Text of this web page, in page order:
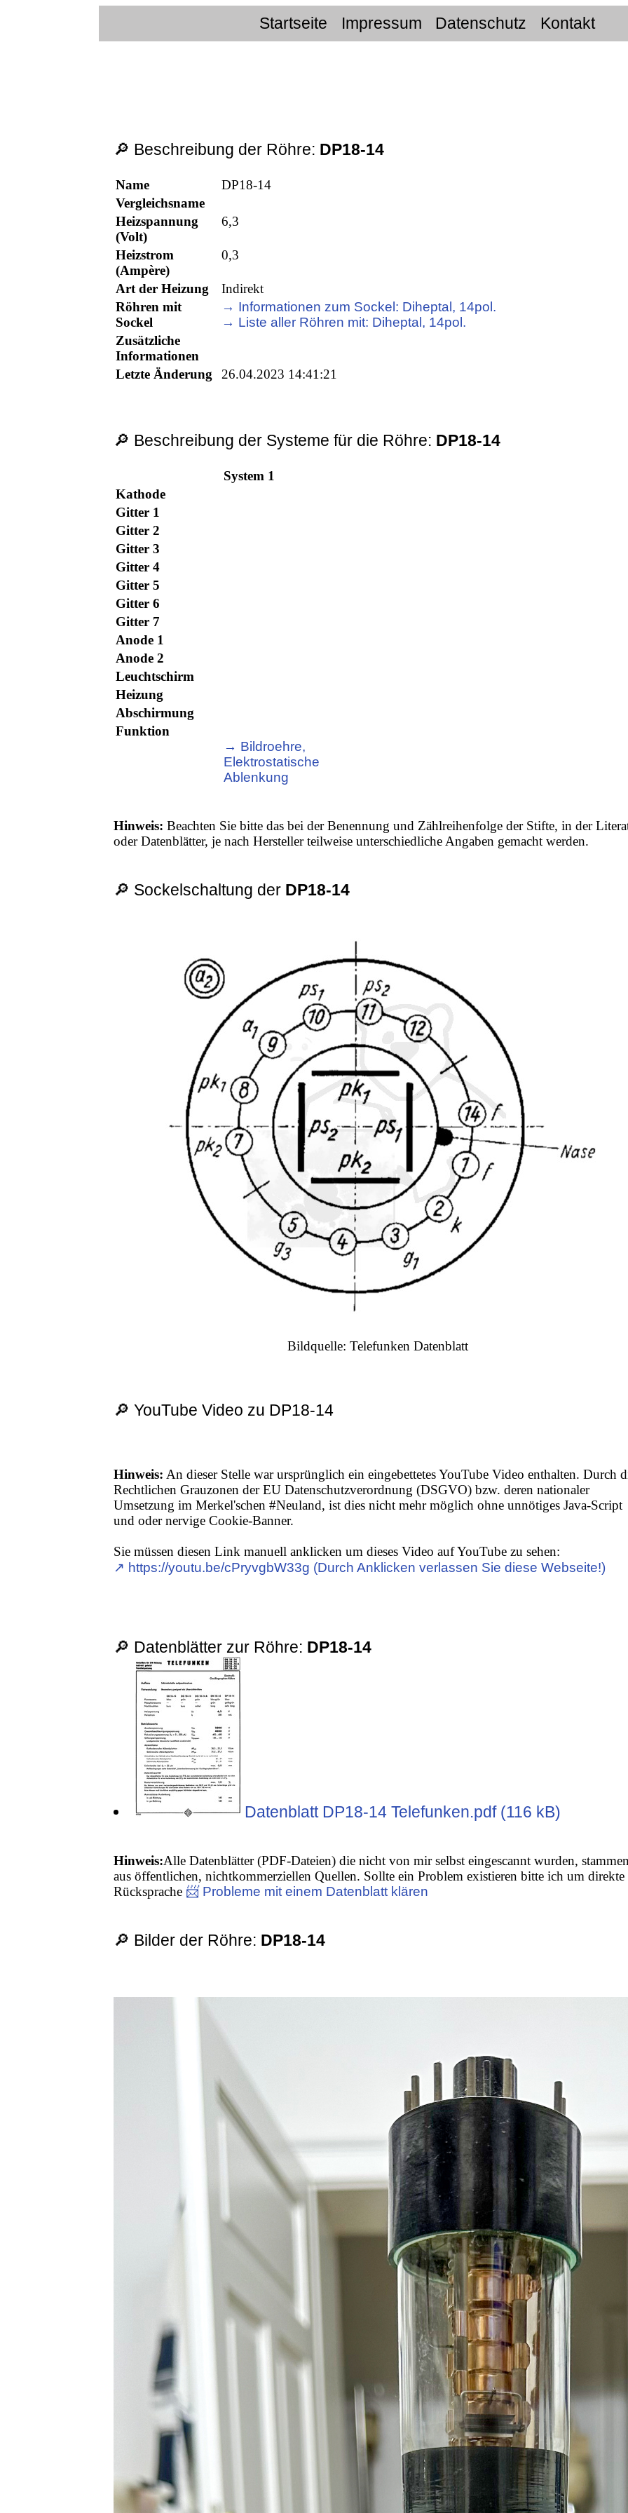
Startseite Impressum Datenschutz Kontakt
🔎 Beschreibung der Röhre: DP18-14
Name
DP18-14
Vergleichsname
Heizspannung
(Volt)
6,3
Heizstrom
(Ampère)
0,3
Art der Heizung
Indirekt
Röhren mit
Sockel
→ Informationen zum Sockel: Diheptal, 14pol.
→ Liste aller Röhren mit: Diheptal, 14pol.
Zusätzliche
Informationen
Letzte Änderung
26.04.2023 14:41:21
🔎 Beschreibung der Systeme für die Röhre: DP18-14
System 1
Kathode
Gitter 1
Gitter 2
Gitter 3
Gitter 4
Gitter 5
Gitter 6
Gitter 7
Anode 1
Anode 2
Leuchtschirm
Heizung
Abschirmung
Funktion
→ Bildroehre,
Elektrostatische
Ablenkung
Hinweis: Beachten Sie bitte das bei der Benennung und Zählreihenfolge der Stifte, in der
oder Datenblätter, je nach Hersteller teilweise unterschiedliche Angaben gemacht werden.
🔎 Sockelschaltung der DP18-14
Bildquelle: Telefunken Datenblatt
🔎 YouTube Video zu DP18-14
Hinweis: An dieser Stelle war ursprünglich ein eingebettetes YouTube Video enthalten. Durch
Rechtlichen Grauzonen der EU Datenschutzverordnung (DSGVO) bzw. deren nationaler
Umsetzung im Merkel'schen #Neuland, ist dies nicht mehr möglich ohne unnötiges Java-Script
und oder nervige Cookie-Banner.
Sie müssen diesen Link manuell anklicken um dieses Video auf YouTube zu sehen:
↗︎ https://youtu.be/cPryvgbW33g (Durch Anklicken verlassen Sie diese Webseite!)
🔎 Datenblätter zur Röhre: DP18-14
Datenblatt DP18-14 Telefunken.pdf (116 kB)
Hinweis:Alle Datenblätter (PDF-Dateien) die nicht von mir selbst eingescannt wurden,
aus öffentlichen, nichtkommerziellen Quellen. Sollte ein Problem existieren bitte ich um direkte
Rücksprache 📨 Probleme mit einem Datenblatt klären
🔎 Bilder der Röhre: DP18-14